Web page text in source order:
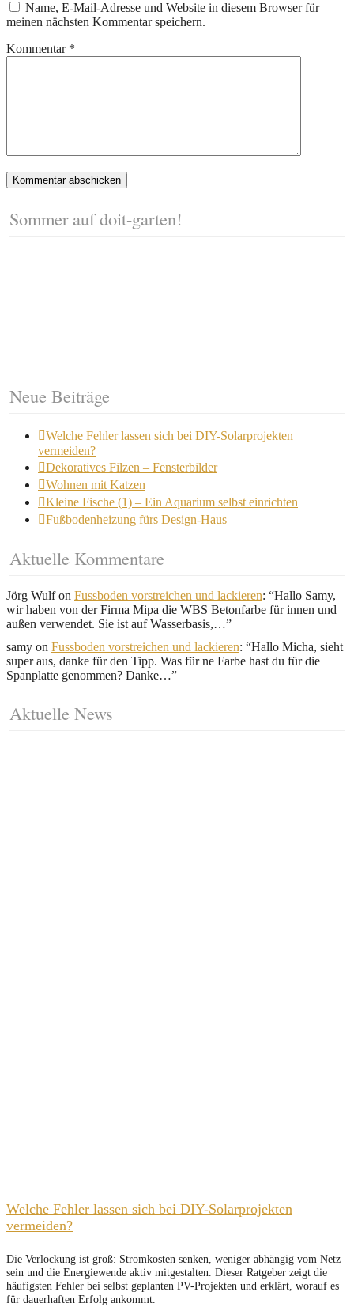
Name, E-Mail-Adresse und Website in diesem Browser für
meinen nächsten Kommentar speichern.
Kommentar *
Sommer auf doit-garten!
Neue Beiträge
Welche Fehler lassen sich bei DIY-Solarprojekten
vermeiden?
Dekoratives Filzen – Fensterbilder
Wohnen mit Katzen
Kleine Fische (1) – Ein Aquarium selbst einrichten
Fußbodenheizung fürs Design-Haus
Aktuelle Kommentare
Jörg Wulfon Fussboden vorstreichen und lackieren: “Hallo Samy,
wir haben von der Firma Mipa die WBS Betonfarbe für innen und
außen verwendet. Sie ist auf Wasserbasis,…”
samy on Fussboden vorstreichen und lackieren: “Hallo Micha, sieht
super aus, danke für den Tipp. Was für ne Farbe hast du für die
Spanplatte genommen? Danke…”
Aktuelle News
Welche Fehler lassen sich bei DIY-Solarprojekten
vermeiden?
Die Verlockung ist groß: Stromkosten senken, weniger abhängig vom Netz
sein und die Energiewende aktiv mitgestalten. Dieser Ratgeber zeigt die
häufigsten Fehler bei selbst geplanten PV-Projekten und erklärt, worauf es
für dauerhaften Erfolg ankommt.